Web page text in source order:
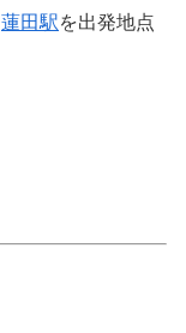
蓮田駅を出発地点